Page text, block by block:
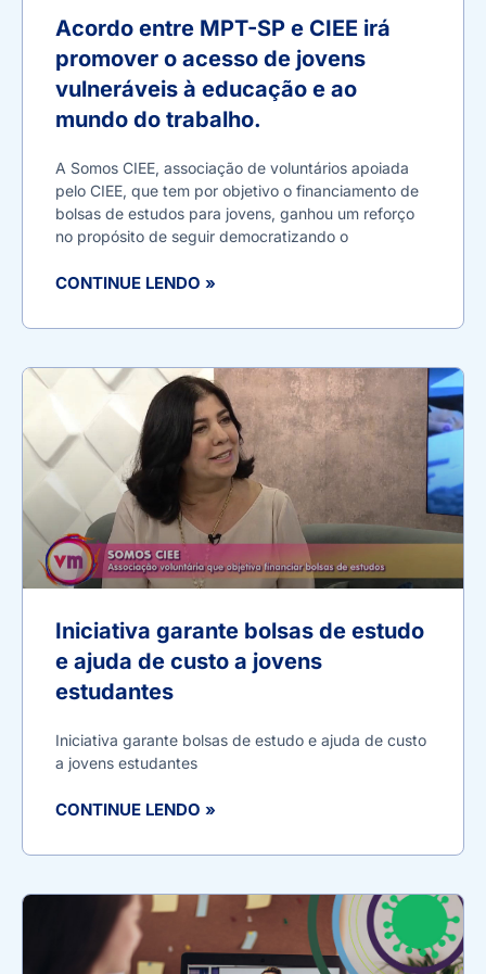
Acordo entre MPT-SP e CIEE irá
promover o acesso de jovens
vulneráveis à educação e ao
mundo do trabalho.
A Somos CIEE, associação de voluntários apoiada
pelo CIEE, que tem por objetivo o financiamento de
bolsas de estudos para jovens, ganhou um reforço
no propósito de seguir democratizando o
CONTINUE LENDO »
Iniciativa garante bolsas de estudo
e ajuda de custo a jovens
estudantes
Iniciativa garante bolsas de estudo e ajuda de custo
a jovens estudantes
CONTINUE LENDO »